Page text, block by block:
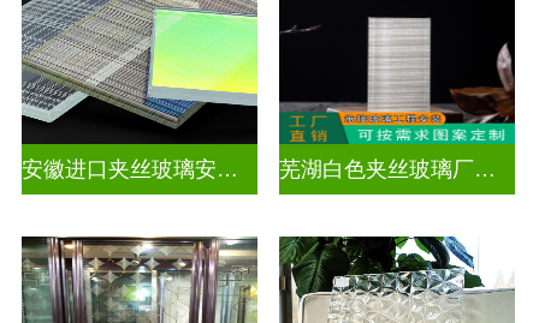
安徽进口夹丝玻璃安装电话 芜湖白色夹丝玻璃厂家在哪里